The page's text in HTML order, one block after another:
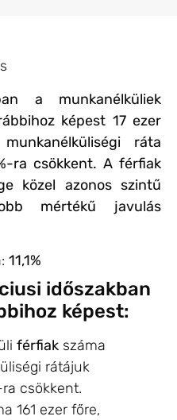
a munkanélküliek
képest 17 ezer
ráta
ra csökkent. A férfiak
közel azonos szintű
mértékű javulás
11,1%
időszakban
képest:
férfiak száma
rátájuk
ra csökkent.
161 ezer főre,